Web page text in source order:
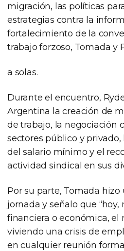
migración, las políticas
estrategias contra la
fortalecimiento de la
trabajo forzoso, Tomada y
a solas.
Durante el encuentro,
Argentina la creación de
de trabajo, la negociación
sectores público y
del salario mínimo y el
actividad sindical en sus
Por su parte, Tomada hizo
jornada y señalo que
financiera o económica, el
viviendo una crisis de
en cualquier reunión